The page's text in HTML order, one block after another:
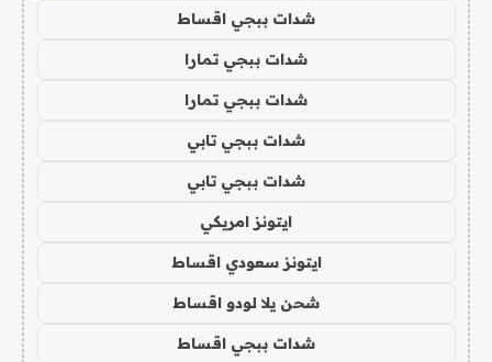
شدات ببجي اقساط
شدات ببجي تمارا
شدات ببجي تمارا
شدات ببجي تابي
شدات ببجي تابي
ايتونز امريكي
ايتونز سعودي اقساط
شحن يلا لودو اقساط
شدات ببجي اقساط